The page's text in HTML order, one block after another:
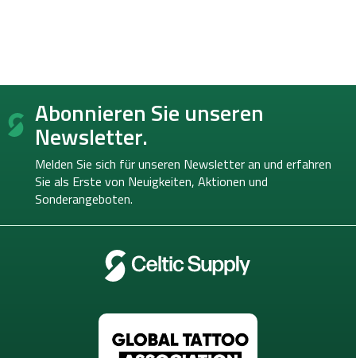
F
ß Abonnieren Sie unseren
Newsletter.
Melden Sie sich für unseren Newsletter an und erfahren
Sie als Erste von Neuigkeiten, Aktionen und
Sonderangeboten.